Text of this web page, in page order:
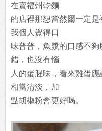
在賣福州乾麵
的店裡那想當然爾一定
我個人覺得口
味普普，魚漿的口感不
錯，也沒有惱
人的蛋腥味，看來雞蛋
相當清淡，加
點胡椒粉會更好喝。